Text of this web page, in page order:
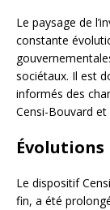
Le paysage de
constante
sociétaux. Il est
informés des
Censi-Bouvard
Évolutions
Le dispositif
fin, a été